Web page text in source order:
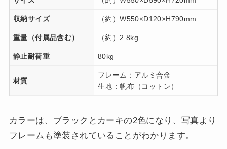
収納サイズ （約）W550×D120×H790mm
重量（付属品含む） （約）2.8kg
静止耐荷重 80kg
材質
フレーム：アルミ合金
生地：帆布（コットン）
カラーは、ブラックとカーキの2色になり、写真より
フレームも塗装されていることがわかります。